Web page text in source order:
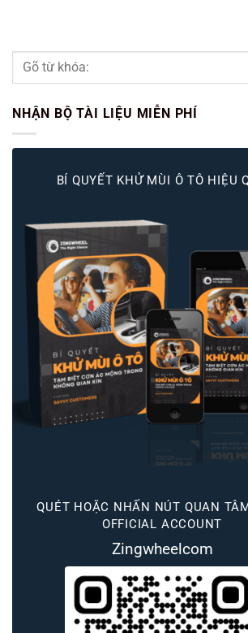
NHẬN BỘ TÀI LIỆU MIỄN PHÍ
BÍ QUYẾT KHỬ MÙI Ô TÔ HIỆU
QUÉT HOẶC NHẤN NÚT QUAN
OFFICIAL ACCOUNT
Zingwheelcom